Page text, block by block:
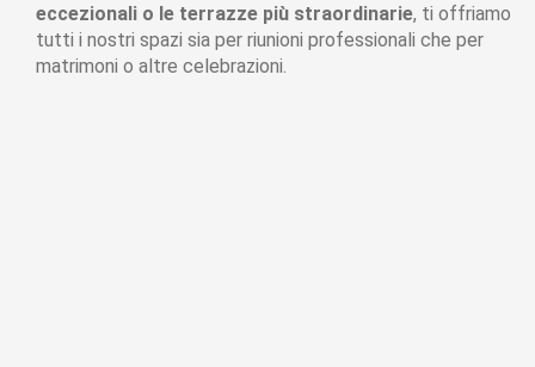
eccezionali o le terrazze più straordinarie, ti offriamo
tutti i nostri spazi sia per riunioni professionali che per
matrimoni o altre celebrazioni.